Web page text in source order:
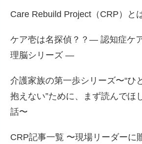
Care Rebuild Project（CRP）と
ケア壱は名探偵？？― 認知症ケ
理脳シリーズ ―
介護家族の第一歩シリーズ〜“ひ
抱えない”ために、まず読んでほ
話〜
CRP記事一覧 〜現場リーダーに